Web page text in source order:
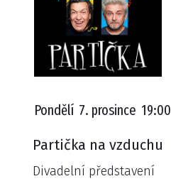
Pondělí 7. prosince 19:00
Partička na vzduchu
Divadelní představení